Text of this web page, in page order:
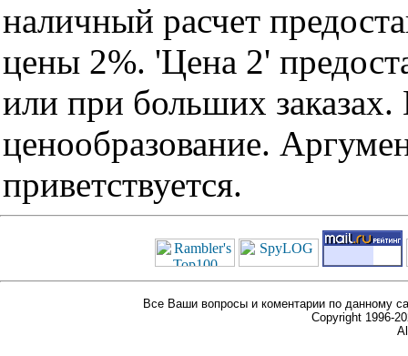
наличный расчет
цены 2%. 'Цена 2'
или при больших
ценообразование.
приветствуется.
Все Ваши вопросы и коментарии по данному
Copyright 1996-